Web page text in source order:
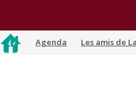
Agenda Les amis de